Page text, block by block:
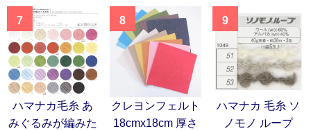
7
ハマナカ毛糸 あ
みぐるみが編みた
8
クレヨンフェルト
18cmx18cm 厚さ
9
ハマナカ 毛糸 ソ
ノモノ ループ